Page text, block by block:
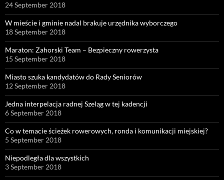
24 September 2018
W mieście i gminie nadal brakuje urzędnika wyborczego
18 September 2018
Maraton: Zahorski Team – Bezpieczny rowerzysta
15 September 2018
Miasto szuka kandydatów do Rady Seniorów
12 September 2018
Jedna interpelacja radnej Szeląg w tej kadencji
6 September 2018
Co w temacie ścieżek rowerowych, ronda i komunikacji miejskiej?
5 September 2018
Niepodległa dla wszystkich
3 September 2018